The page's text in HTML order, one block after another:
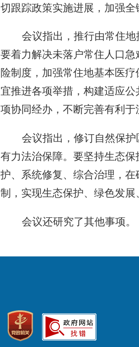
切跟踪政策实施进展，加强全
会议指出，推行由常住
要着力解决未落户常住人口
险制度，加强常住地基本医
宜推进各项举措，构建适应
项协同经办，不断完善有利于
会议指出，修订自然保
有力法治保障。要坚持生态
护、系统修复、综合治理，
制，实现生态保护、绿色发展
会议还研究了其他事项。